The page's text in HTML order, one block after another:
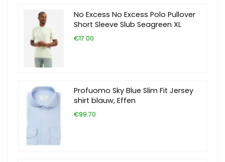
No Excess No Excess Polo Pullover
Short Sleeve Slub Seagreen XL
€17.00
Profuomo Sky Blue Slim Fit Jersey
shirt blauw, Effen
€99.70